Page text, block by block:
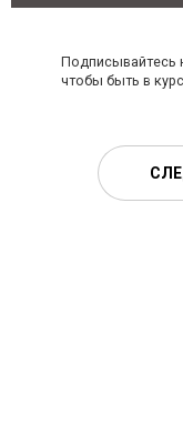
Подписывайтесь
чтобы быть в